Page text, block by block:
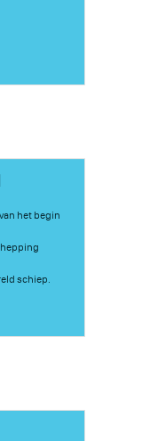
het begin
schiep.